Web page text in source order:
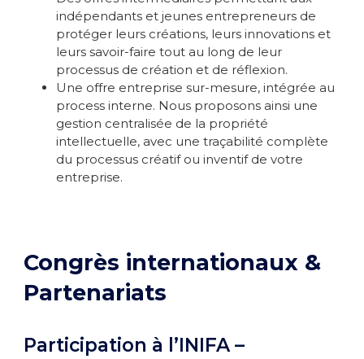
indépendants et jeunes entrepreneurs de
protéger leurs créations, leurs innovations et
leurs savoir-faire tout au long de leur
processus de création et de réflexion.
Une offre entreprise sur-mesure, intégrée au
process interne. Nous proposons ainsi une
gestion centralisée de la propriété
intellectuelle, avec une traçabilité complète
du processus créatif ou inventif de votre
entreprise.
Congrès internationaux &
Partenariats
Participation à l’INIFA –